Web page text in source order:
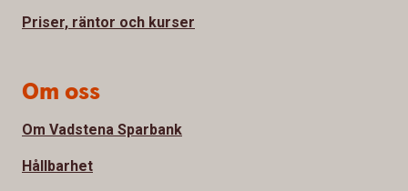
Priser, räntor och kurser
Om oss
Om Vadstena Sparbank
Hållbarhet